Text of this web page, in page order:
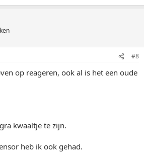
#8
op reageren, ook al is het een oude
kwaaltje te zijn.
heb ik ook gehad.